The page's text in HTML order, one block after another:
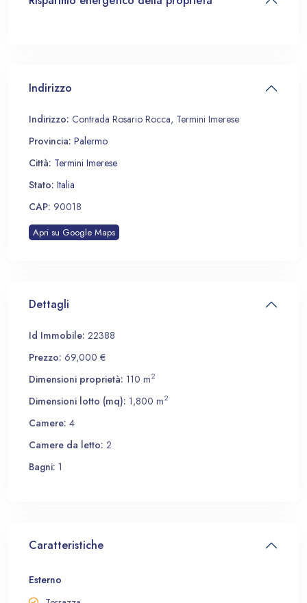
Indirizzo
Indirizzo: Contrada Rosario Rocca, Termini Imerese
Provincia: Palermo
Città: Termini Imerese
Stato: Italia
CAP: 90018
Apri su Google Maps
Dettagli
Id Immobile: 22388
Prezzo: 69,000 €
Dimensioni proprietà: 110 m2
Dimensioni lotto (mq): 1,800 m2
Camere: 4
Camere da letto: 2
Bagni: 1
Caratteristiche
Esterno